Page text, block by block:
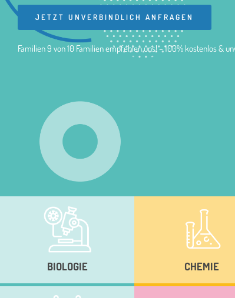
JETZT UNVERBINDLICH ANFRAGEN
Familien 9 von 10 Familien empfehlen uns! – 100% kostenlos &
BIOLOGIE CHEMIE